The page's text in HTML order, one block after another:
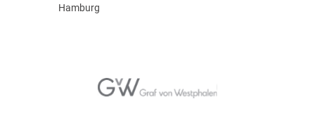
Hamburg